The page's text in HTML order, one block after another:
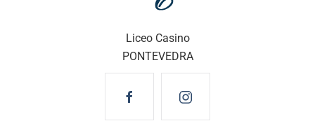
Liceo Casino
PONTEVEDRA